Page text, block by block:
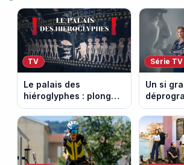
TV
Le palais des
hiéroglyphes : plongez
dans la tombe
égyptienne qui fascine
les archéologues
Série TV
Un si
France
diffusés